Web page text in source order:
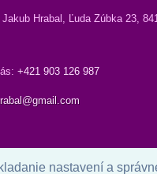
nastavení a
Hrabal, Ľuda Zúbka 23,
+421 903 126 987